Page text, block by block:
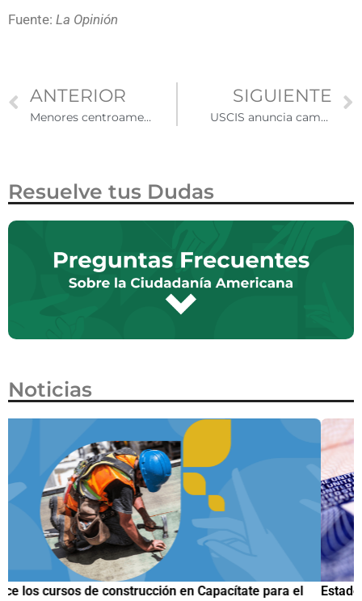
Fuente: La Opinión
ANTERIOR
Menores centroamericanos marcharán para pedir TPS a gobierno de EE UU
SIGUIENTE
USCIS anuncia cambios en solicitudes de ciudadanía
Resuelve tus Dudas
Noticias
Estados Unidos lanza programa piloto para agilizar citas de